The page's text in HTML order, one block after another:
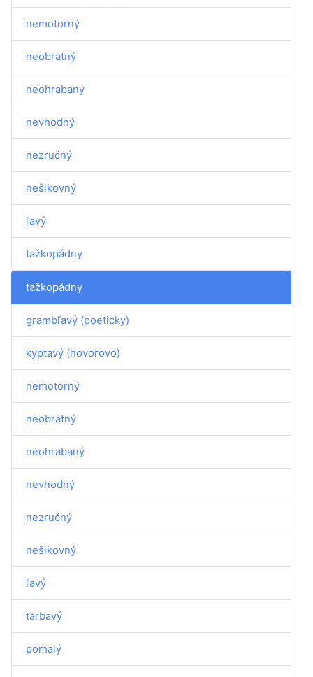
nemotorný
neobratný
neohrabaný
nevhodný
nezručný
nešikovný
ľavý
ťažkopádny
ťažkopádny
grambľavý (poeticky)
kyptavý (hovorovo)
nemotorný
neobratný
neohrabaný
nevhodný
nezručný
nešikovný
ľavý
ťarbavý
pomalý